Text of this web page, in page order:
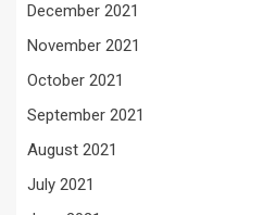
December 2021
November 2021
October 2021
September 2021
August 2021
July 2021